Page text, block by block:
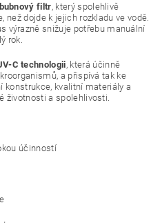
filtr, který spolehlivě
dojde k jejich rozkladu ve vodě.
výrazně snižuje potřebu manuální
rok.
C technologii, která účinně
a přispívá tak ke
konstrukce, kvalitní materiály a
životnosti a spolehlivosti.
účinností